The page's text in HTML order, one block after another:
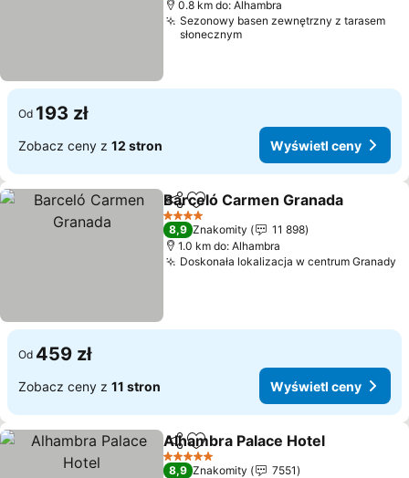
0.8 km do: Alhambra
Sezonowy basen zewnętrzny z tarasem
słonecznym
Od 193 zł
Zobacz ceny z 12 stron Wyświetl ceny
Udostępnij
Dodaj do ulubionych
Barceló Carmen Granada
4 Kategoria
8,9 Znakomity
11 898
1.0 km do: Alhambra
Doskonała lokalizacja w centrum Granady
Od 459 zł
Zobacz ceny z 11 stron Wyświetl ceny
Udostępnij
Dodaj do ulubionych
Alhambra Palace Hotel
5 Kategoria
8,9 Znakomity
7551